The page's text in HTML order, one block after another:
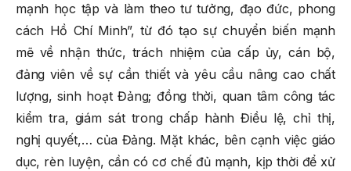
mạnh học tập và làm theo tư tưởng, đạo đức, phong
cách Hồ Chí Minh”, từ đó tạo sự chuyển biến mạnh
mẽ về nhận thức, trách nhiệm của cấp ủy, cán bộ,
đảng viên về sự cần thiết và yêu cầu nâng cao chất
lượng, sinh hoạt Đảng; đồng thời, quan tâm công tác
kiểm tra, giám sát trong chấp hành Điều lệ, chỉ thị,
nghị quyết,… của Đảng. Mặt khác, bên cạnh việc giáo
dục, rèn luyện, cần có cơ chế đủ mạnh, kịp thời để xử